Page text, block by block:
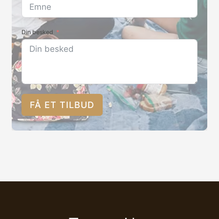
Din besked
FÅ ET TILBUD